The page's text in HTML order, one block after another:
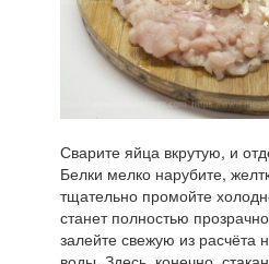
Сварите яйца вкрутую, и
Белки мелко нарубите,
тщательно промойте
станет полностью
залейте свежую из расчёта